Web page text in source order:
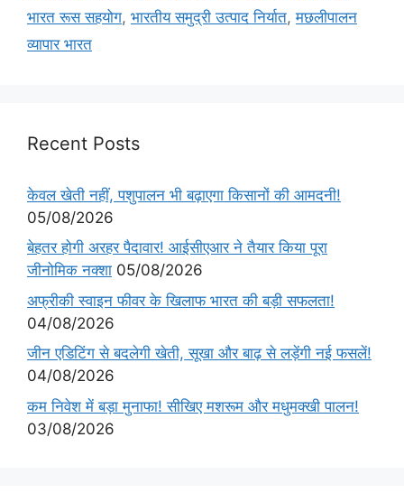
भारत रूस सहयोग, भारतीय समुद्री उत्पाद निर्यात,मछलीपालन
व्यापार भारत
Recent Posts
केवल खेती नहीं, पशुपालन भी बढ़ाएगा किसानों की आमदनी!
05/08/2026
बेहतर होगी अरहर पैदावार! आईसीएआर ने तैयार किया पूरा
जीनोमिक नक्शा 05/08/2026
अफ्रीकी स्वाइन फीवर के खिलाफ भारत की बड़ी सफलता!
04/08/2026
जीन एडिटिंग से बदलेगी खेती, सूखा और बाढ़ से लड़ेंगी नई फसलें!
04/08/2026
कम निवेश में बड़ा मुनाफा! सीखिए मशरूम और मधुमक्खी पालन!
03/08/2026